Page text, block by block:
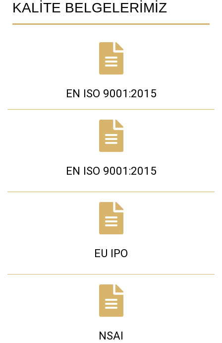
KALİTE BELGELERİMİZ
EN ISO 9001:2015
EN ISO 9001:2015
EU IPO
NSAI